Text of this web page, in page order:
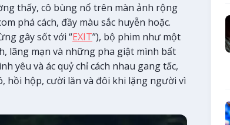
thấy, cô bùng nổ trên màn ảnh rộng
phá cách, đầy màu sắc huyễn hoặc.
gây sốt với “EXIT”), bộ phim như một
lãng mạn và những pha giật mình bất
yêu và ác quỷ chỉ cách nhau gang tấc,
hồi hộp, cười lăn và đôi khi lặng người vì